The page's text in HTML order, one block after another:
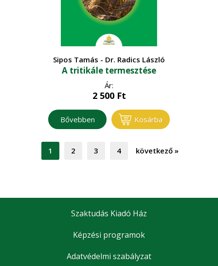
Sipos Tamás - Dr. Radics László
A tritikále termesztése
Ár:
2 500Ft
Bővebben Kosárba
1 2 3 4 következő »
Szaktudás Kiadó Ház
Képzési programok
Adatvédelmi szabályzat